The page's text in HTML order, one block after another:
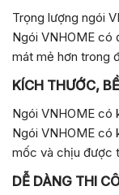
Trọng lượng ngói
Ngói VNHOME có
mát mẻ hơn trong
KÍCH THƯỚC,
Ngói VNHOME có
Ngói VNHOME có
mốc và chịu được
DỄ DÀNG THI